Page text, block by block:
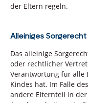
der Eltern regeln.
Alleiniges Sorgerecht
Das alleinige
oder rechtlicher
Verantwortung für alle
Kindes hat. Im Falle
andere Elternteil in